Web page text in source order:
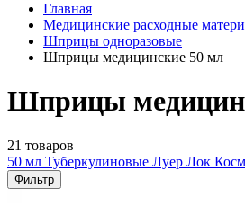
Главная
Медицинские расходные
Шприцы одноразовые
Шприцы медицинские 50 мл
Шприцы
21 товаров
50 мл Туберкулиновые Луер Лок
Фильтр